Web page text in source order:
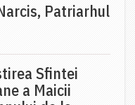
Patriarhul
Sfintei
a Maicii